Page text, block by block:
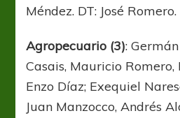
Méndez. DT: José Romero.
Agropecuario (3):
Casais, Mauricio Romero,
Enzo Díaz; Exequiel
Juan Manzocco, Andrés